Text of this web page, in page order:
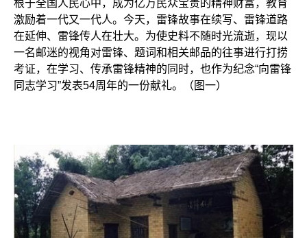
根于全国人民心中，成为亿万民众宝贵的精神财富，教育
激励着一代又一代人。今天，雷锋故事在续写、雷锋道路
在延伸、雷锋传人在壮大。为使史料不随时光流逝，现以
一名邮迷的视角对雷锋、题词和相关邮品的往事进行打捞
考证，在学习、传承雷锋精神的同时，也作为纪念“向雷锋
同志学习”发表54周年的一份献礼。（图一）